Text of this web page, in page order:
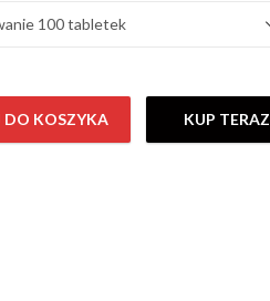
IONS
DO KOSZYKA KUP TERAZ